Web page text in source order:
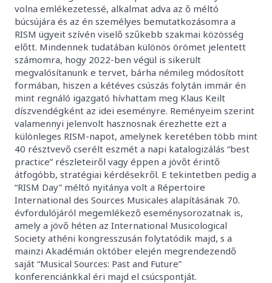
volna emlékezetessé, alkalmat adva az ő méltó
búcsújára és az én személyes bemutatkozásomra a
RISM ügyeit szívén viselő szűkebb szakmai közösség
előtt. Mindennek tudatában különös örömet jelentett
számomra, hogy 2022-ben végül is sikerült
megvalósítanunk e tervet, bárha némileg módosított
formában, hiszen a kétéves csúszás folytán immár én
mint regnáló igazgató hívhattam meg Klaus Keilt
díszvendégként az idei eseményre. Reményeim szerint
valamennyi jelenvolt hasznosnak érezhette ezt a
különleges RISM-napot, amelynek keretében több mint
40 résztvevő cserélt eszmét a napi katalogizálás “best
practice” részleteiről vagy éppen a jövőt érintő
átfogóbb, stratégiai kérdésekről. E tekintetben pedig a
“RISM Day” méltó nyitánya volt a Répertoire
International des Sources Musicales alapításának 70.
évfordulójáról megemlékező eseménysorozatnak is,
amely a jövő héten az International Musicological
Society athéni kongresszusán folytatódik majd, s a
mainzi Akadémián október elején megrendezendő
saját “Musical Sources: Past and Future”
konferenciánkkal éri majd el csúcspontját.